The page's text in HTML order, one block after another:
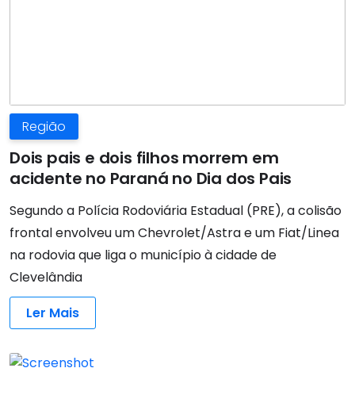
Região
Dois pais e dois filhos morrem em
acidente no Paraná no Dia dos Pais
Segundo a Polícia Rodoviária Estadual (PRE), a colisão
frontal envolveu um Chevrolet/Astra e um Fiat/Linea
na rodovia que liga o município à cidade de
Clevelândia
Ler Mais